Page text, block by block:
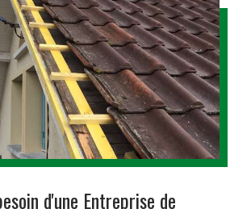
d'une Entreprise de